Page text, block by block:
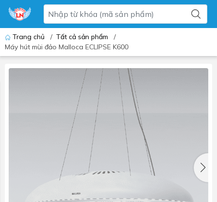
Trang chủ / Tất cả sản phẩm
/
Máy hút mùi đảo Malloca ECLIPSE K600